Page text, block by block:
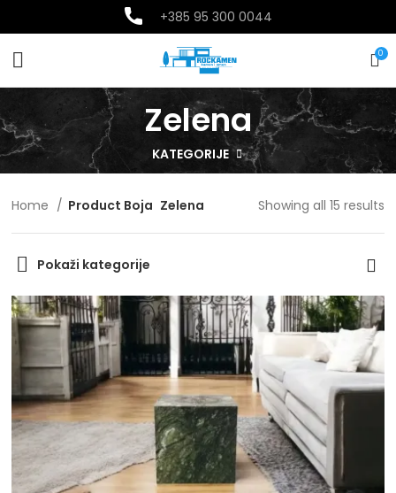
+385 95 300 0044
0
Zelena
KATEGORIJE
Home Product Boja Zelena Showing all 15 results
Pokaži kategorije